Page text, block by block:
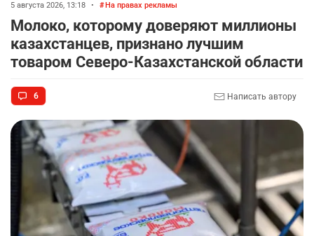
5 августа 2026, 13:18 • На правах рекламы
Молоко, которому доверяют миллионы
казахстанцев, признано лучшим
товаром Северо-Казахстанской области
6 Написать автору